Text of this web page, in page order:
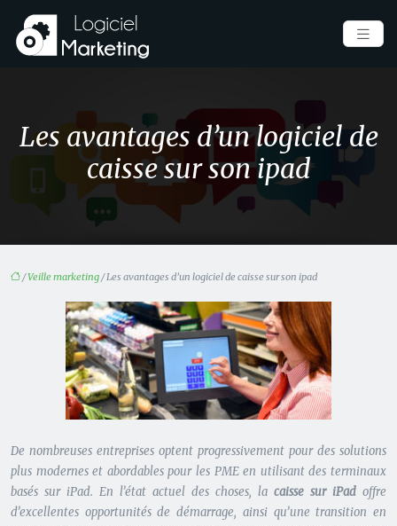
Les avantages d’un logiciel de
caisse sur son ipad
/Veille marketing/ Les avantages d’un logiciel de caisse sur son ipad
De nombreuses entreprises optent progressivement pour des solutions
plus modernes et abordables pour les PME en utilisant des terminaux
basés sur iPad. En l’état actuel des choses, la caisse sur iPad offre
d’excellentes opportunités de démarrage, ainsi qu’une transition en